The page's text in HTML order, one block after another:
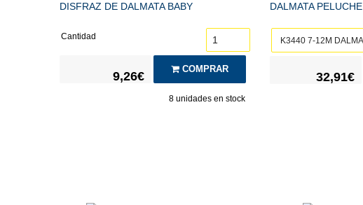
DISFRAZ DE DALMATA BABY
Cantidad
9,26€
COMPRAR
8unidades en stock
DALMATA PELUCHE
32,91€